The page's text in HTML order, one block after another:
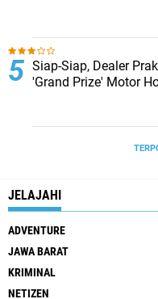
Siap-Siap, Dealer
'Grand Prize' Motor
JELAJAHI
ADVENTURE
JAWA BARAT
KRIMINAL
NETIZEN